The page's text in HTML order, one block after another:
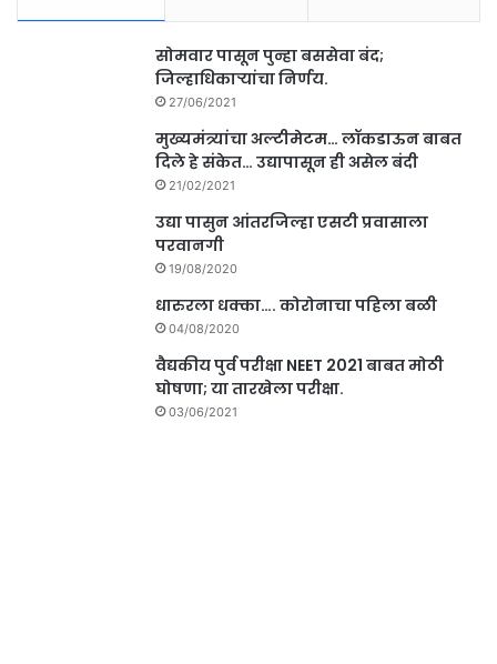
सोमवार पासून पुन्हा बससेवा बंद;
जिल्हाधिकाऱ्यांचा निर्णय.
27/06/2021
मुख्यमंत्र्यांचा अल्टीमेटम… लॉकडाऊन बाबत
दिले हे संकेत… उद्यापासून ही असेल बंदी
21/02/2021
उद्या पासुन आंतरजिल्हा एसटी प्रवासाला
परवानगी
19/08/2020
धारुरला धक्का…. कोरोनाचा पहिला बळी
04/08/2020
वैद्यकीय पुर्व परीक्षा NEET 2021 बाबत मोठी
घोषणा; या तारखेला परीक्षा.
03/06/2021